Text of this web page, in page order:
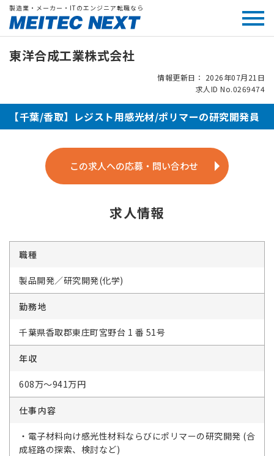
製造業・メーカー・ITのエンジニア転職なら
東洋合成工業株式会社
情報更新日： 2026年07月21日
求人ID No.0269474
【千葉/香取】レジスト用感光材/ポリマーの研究開発員
この求人への応募・問い合わせ
求人情報
職種
製品開発／研究開発(化学)
勤務地
千葉県香取郡東庄町宮野台 1 番 51号
年収
608万～941万円
仕事内容
・電子材料向け感光性材料ならびにポリマーの研究開発 (合
成経路の探索、検討など)